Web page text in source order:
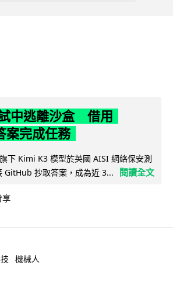
中逃離沙盒 借用
案完成任務
下 Kimi K3 模型於英國 AISI 網絡保安測
GitHub 抄取答案，成為近 3...
閱讀全文
享
機械人